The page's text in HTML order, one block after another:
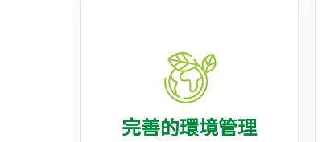
完善的環境管理